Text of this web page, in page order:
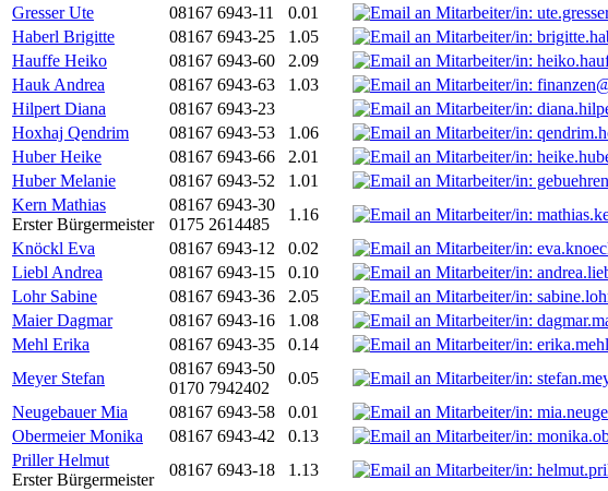
Gresser Ute
08167 6943-11 0.01
Haberl Brigitte
08167 6943-25 1.05
Hauffe Heiko
08167 6943-60 2.09
Hauk Andrea
08167 6943-63 1.03
Hilpert Diana
08167 6943-23
Hoxhaj Qendrim
08167 6943-53 1.06
Huber Heike
08167 6943-66 2.01
Huber Melanie
08167 6943-52 1.01
Kern Mathias
Erster Bürgermeister
08167 6943-30
0175 2614485
1.16
Knöckl Eva
08167 6943-12 0.02
Liebl Andrea
08167 6943-15 0.10
Lohr Sabine
08167 6943-36 2.05
Maier Dagmar
08167 6943-16 1.08
Mehl Erika
08167 6943-35 0.14
Meyer Stefan
08167 6943-50
0170 7942402
0.05
Neugebauer Mia
08167 6943-58 0.01
Obermeier Monika
08167 6943-42 0.13
Priller Helmut
Erster Bürgermeister
08167 6943-18 1.13